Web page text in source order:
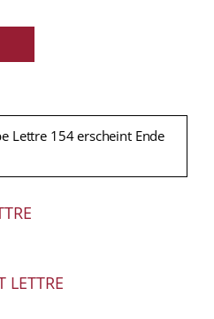
Lettre 154 erscheint Ende
LETTRE